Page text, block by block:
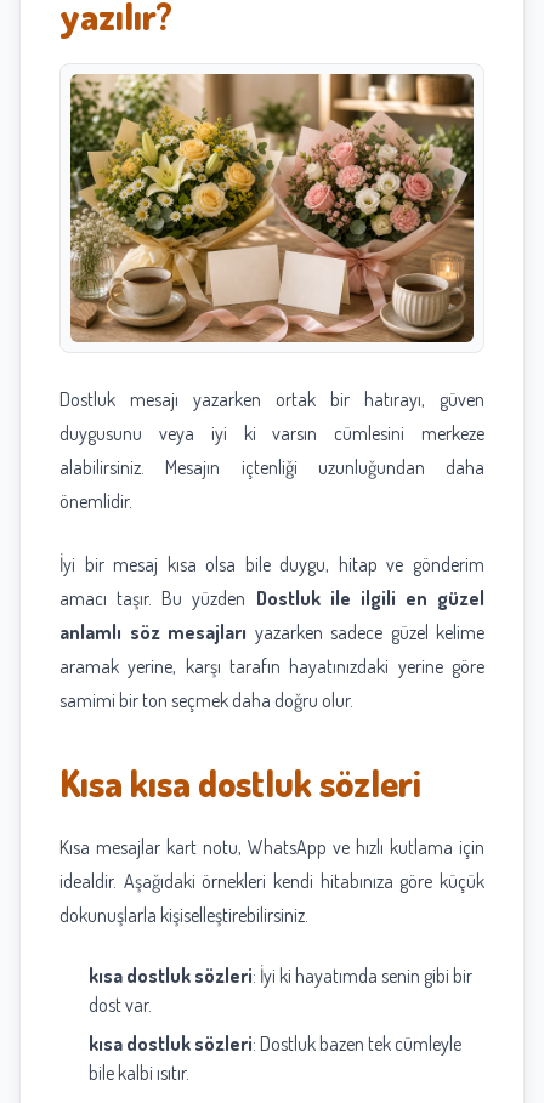
yazılır?
Dostluk mesajı yazarken ortak bir hatırayı, güven
duygusunu veya iyi ki varsın cümlesini merkeze
alabilirsiniz. Mesajın içtenliği uzunluğundan daha
önemlidir.
İyi bir mesaj kısa olsa bile duygu, hitap ve gönderim
amacı taşır. Bu yüzden Dostluk ile ilgili en güzel
anlamlı söz mesajları yazarken sadece güzel kelime
aramak yerine, karşı tarafın hayatınızdaki yerine göre
samimi bir ton seçmek daha doğru olur.
Kısa kısa dostluk sözleri
Kısa mesajlar kart notu, WhatsApp ve hızlı kutlama için
idealdir. Aşağıdaki örnekleri kendi hitabınıza göre küçük
dokunuşlarla kişiselleştirebilirsiniz.
kısa dostluk sözleri: İyi ki hayatımda senin gibi bir
dost var.
kısa dostluk sözleri: Dostluk bazen tek cümleyle
bile kalbi ısıtır.